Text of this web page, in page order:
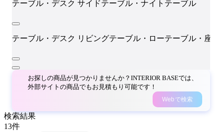
テーブル・デスク サイドテーブル・ナイトテーブル
テーブル・デスク リビングテーブル・ローテーブル・座卓
お探しの商品が見つかりませんか？INTERIOR BASEでは、
外部サイトの商品でもお見積もり可能です！
Webで検索
検索結果
13件